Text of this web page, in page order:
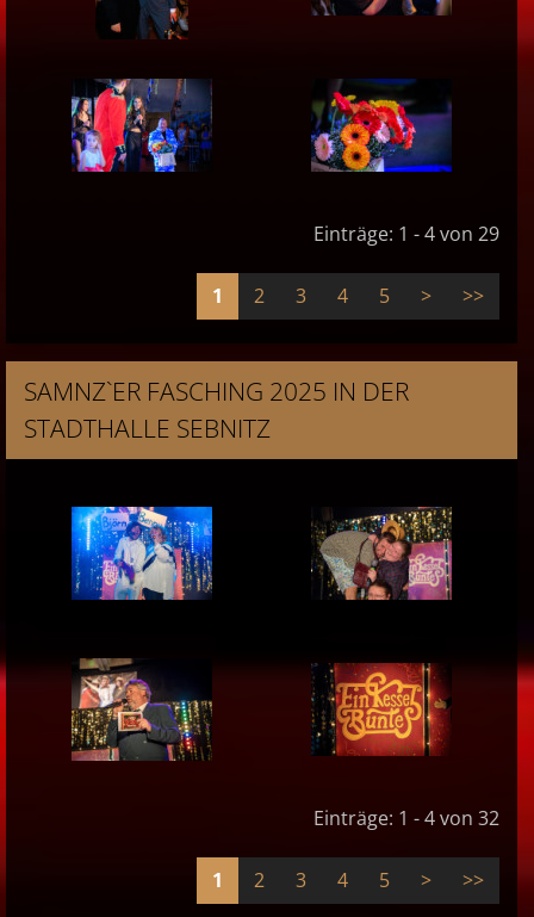
Einträge: 1 - 4 von 29
1 2 3 4 5 > >>
SAMNZ`ER FASCHING 2025 IN DER
STADTHALLE SEBNITZ
Einträge: 1 - 4 von 32
1 2 3 4 5 > >>